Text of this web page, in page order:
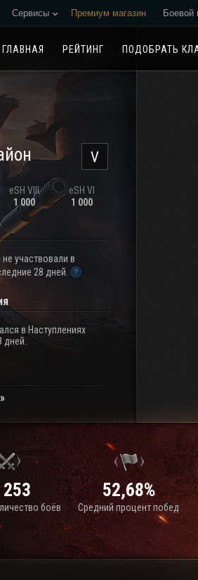
Сервисы Премиум магазин Боевой
ГЛАВНАЯ РЕЙТИНГ ПОДОБРАТЬ
V
eSH VIII
1 000
eSH VI
1 000
участвовали в
28 дней.
в Наступлениях
дней.
боёв
52,68%
Средний процент побед